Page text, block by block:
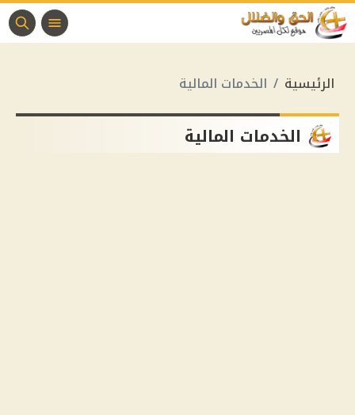
الرئيسية الخدمات المالية
الخدمات المالية